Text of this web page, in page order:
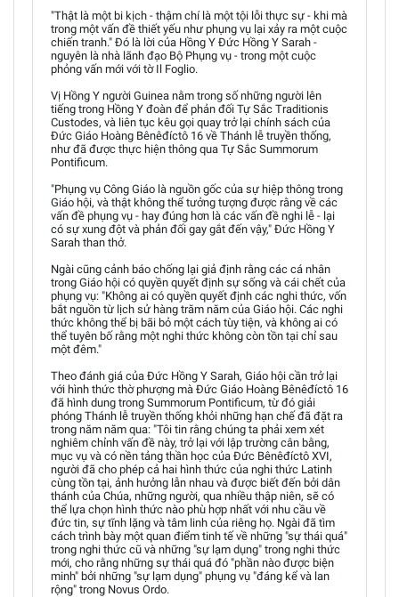
"Thật là một bi kịch - thậm chí là một tội lỗi thực sự - khi mà
trong một vấn đề thiết yếu như phụng vụ lại xảy ra một cuộc
chiến tranh." Đó là lời của Hồng Y Đức Hồng Y Sarah -
nguyên là nhà lãnh đạo Bộ Phụng vụ - trong một cuộc
phỏng vấn mới với tờ Il Foglio.
Vị Hồng Y người Guinea nằm trong số những người lên
tiếng trong Hồng Y đoàn để phản đối Tự Sắc Traditionis
Custodes, và liên tục kêu gọi quay trở lại chính sách của
Đức Giáo Hoàng Bênêđíctô 16 về Thánh lễ truyền thống,
như đã được thực hiện thông qua Tự Sắc Summorum
Pontificum.
"Phụng vụ Công Giáo là nguồn gốc của sự hiệp thông trong
Giáo hội, và thật không thể tưởng tượng được rằng về các
vấn đề phụng vụ - hay đúng hơn là các vấn đề nghi lễ - lại
có sự xung đột và phản đối gay gắt đến vậy," Đức Hồng Y
Sarah than thở.
Ngài cũng cảnh báo chống lại giả định rằng các cá nhân
trong Giáo hội có quyền quyết định sự sống và cái chết của
phụng vụ: "Không ai có quyền quyết định các nghi thức, vốn
bắt nguồn từ lịch sử hàng trăm năm của Giáo hội. Các nghi
thức không thể bị bãi bỏ một cách tùy tiện, và không ai có
thể tuyên bố rằng một nghi thức không còn tồn tại chỉ sau
một đêm."
Theo đánh giá của Đức Hồng Y Sarah, Giáo hội cần trở lại
với hình thức thờ phượng mà Đức Giáo Hoàng Bênêđíctô 16
đã hình dung trong Summorum Pontificum, từ đó giải
phóng Thánh lễ truyền thống khỏi những hạn chế đã đặt ra
trong năm năm qua: "Tôi tin rằng chúng ta phải xem xét
nghiêm chỉnh vấn đề này, trở lại với lập trường cân bằng,
mục vụ và có nền tảng thần học của Đức Bênêđíctô XVI,
người đã cho phép cả hai hình thức của nghi thức Latinh
cùng tồn tại, ảnh hưởng lẫn nhau và được biết đến bởi dân
thánh của Chúa, những người, qua nhiều thập niên, sẽ có
thể lựa chọn hình thức nào phù hợp nhất với nhu cầu về
đức tin, sự tĩnh lặng và tâm linh của riêng họ. Ngài đã tìm
cách trình bày một quan điểm tinh tế về những "sự thái quá"
trong nghi thức cũ và những "sự lạm dụng" trong nghi thức
mới, cho rằng những sự thái quá đó "phần nào được biện
minh" bởi những "sự lạm dụng" phụng vụ "đáng kể và lan
rộng" trong Novus Ordo.